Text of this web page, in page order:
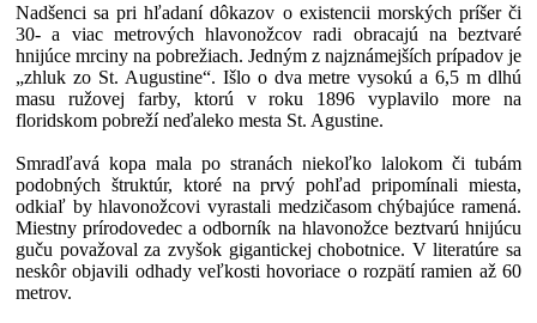
Nadšenci sa pri hľadaní dôkazov o existencii morských príšer či
30- a viac metrových hlavonožcov radi obracajú na beztvaré
hnijúce mrciny na pobrežiach. Jedným z najznámejších prípadov je
„zhluk zo St. Augustine“. Išlo o dva metre vysokú a 6,5 m dlhú
masu ružovej farby, ktorú v roku 1896 vyplavilo more na
floridskom pobreží neďaleko mesta St. Agustine.
Smradľavá kopa mala po stranách niekoľko lalokom či tubám
podobných štruktúr, ktoré na prvý pohľad pripomínali miesta,
odkiaľ by hlavonožcovi vyrastali medzičasom chýbajúce ramená.
Miestny prírodovedec a odborník na hlavonožce beztvarú hnijúcu
guču považoval za zvyšok gigantickej chobotnice. V literatúre sa
neskôr objavili odhady veľkosti hovoriace o rozpätí ramien až 60
metrov.